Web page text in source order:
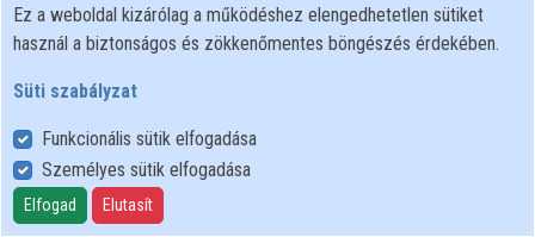
Felhasználói szabályzat
Adatkezelési tájékoztató
Süti szabályzat
Ez a weboldal kizárólag a működéshez elengedhetetlen sütiket
használ a biztonságos és zökkenőmentes böngészés érdekében.
Süti szabályzat
Funkcionális sütik elfogadása
Személyes sütik elfogadása
Elfogad Elutasít